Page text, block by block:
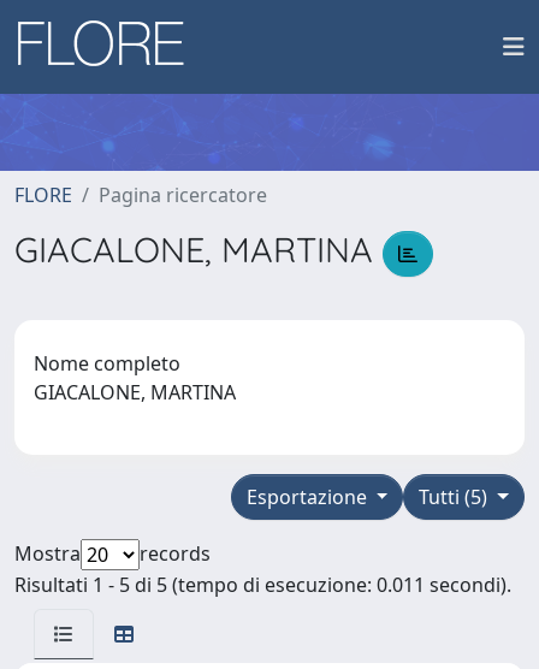
FLORE Pagina ricercatore
GIACALONE, MARTINA
Nome completo
GIACALONE, MARTINA
Tutti (5)
Esportazione
Mostra
records
Risultati 1 - 5 di 5 (tempo di esecuzione: 0.011 secondi).